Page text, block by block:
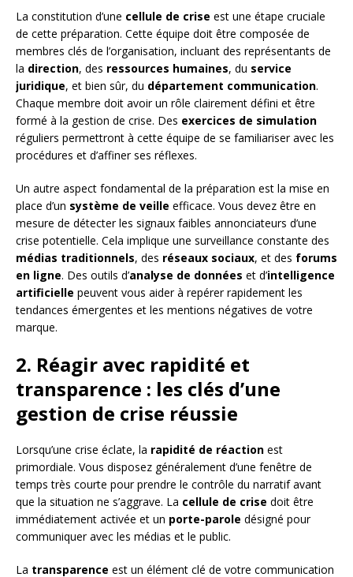
La constitution d’une cellule de crise est une étape cruciale
de cette préparation. Cette équipe doit être composée de
membres clés de l’organisation, incluant des représentants de
la direction, des ressources humaines, du service
juridique, et bien sûr, du département communication.
Chaque membre doit avoir un rôle clairement défini et être
formé à la gestion de crise. Des exercices de simulation
réguliers permettront à cette équipe de se familiariser avec les
procédures et d’affiner ses réflexes.
Un autre aspect fondamental de la préparation est la mise en
place d’un système de veille efficace. Vous devez être en
mesure de détecter les signaux faibles annonciateurs d’une
crise potentielle. Cela implique une surveillance constante des
médias traditionnels, des réseaux sociaux, et des forums
en ligne. Des outils d’analyse de données et d’intelligence
artificielle peuvent vous aider à repérer rapidement les
tendances émergentes et les mentions négatives de votre
marque.
2. Réagir avec rapidité et
transparence : les clés d’une
gestion de crise réussie
Lorsqu’une crise éclate, la rapidité de réaction est
primordiale. Vous disposez généralement d’une fenêtre de
temps très courte pour prendre le contrôle du narratif avant
que la situation ne s’aggrave. La cellule de crise doit être
immédiatement activée et un porte-parole désigné pour
communiquer avec les médias et le public.
La transparence est un élément clé de votre communication